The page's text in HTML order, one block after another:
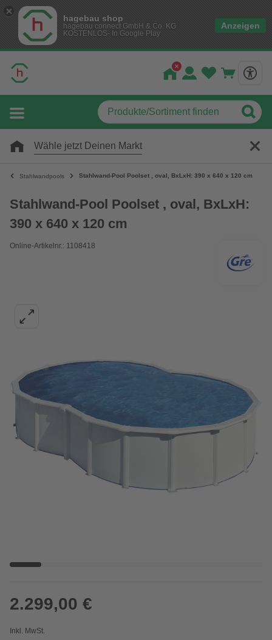
hagebau shop
hagebau connect GmbH & Co. KG
KOSTENLOS- In Google Play
Anzeigen
Wähle jetzt Deinen Markt
Stahlwandpools Stahlwand-Pool Poolset , oval, BxLxH: 390 x 640 x 120 cm
Stahlwand-Pool Poolset , oval, BxLxH:
390 x 640 x 120 cm
Online-Artikelnr.: 1108418
2.299,00 €
Inkl. MwSt.